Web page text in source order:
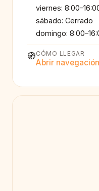
viernes:
sábado: Cerrado
domingo:
🧭CÓMO LLEGAR
Abrir navegación